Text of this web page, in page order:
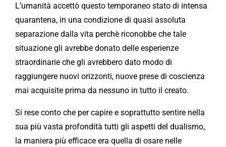
L’umanità accettò questo temporaneo stato di intensa
quarantena, in una condizione di quasi assoluta
separazione dalla vita perchè riconobbe che tale
situazione gli avrebbe donato delle esperienze
straordinarie che gli avrebbero dato modo di
raggiungere nuovi orizzonti, nuove prese di coscienza
mai acquisite prima da nessuno in tutto il creato.
Si rese conto che per capire e soprattutto sentire nella
sua più vasta profondità tutti gli aspetti del dualismo,
la maniera più efficace era quella di osare nelle